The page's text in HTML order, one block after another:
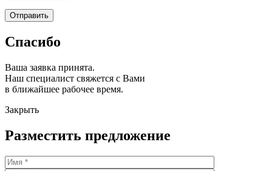
Спасибо
Ваша заявка принята.
Наш специалист свяжется с Вами
в ближайшее рабочее время.
Закрыть
Разместить предложение